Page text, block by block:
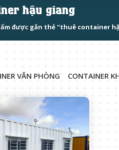
hậu giang
được gắn thẻ “thuê container
VĂN PHÒNG CONTAINER